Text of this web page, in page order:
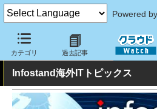
Powered by
カテゴリ 過去記事
クラウド Watch トピック 業界動向
Infostand海外ITトピックス